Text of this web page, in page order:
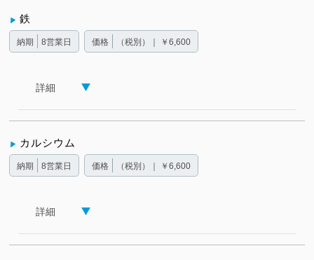
鉄
納期 8営業日 価格 （税別）｜ ￥6,600
詳細
カルシウム
納期 8営業日 価格 （税別）｜ ￥6,600
詳細